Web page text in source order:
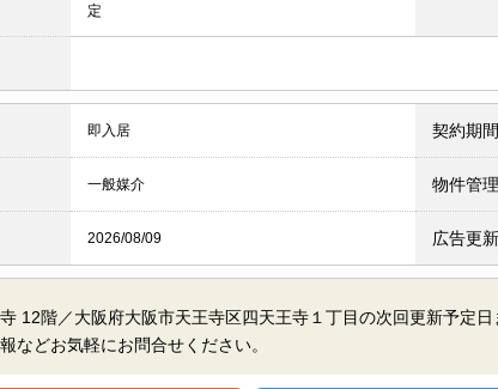
定
即入居 契約期間
一般媒介 物件管
2026/08/09 広告更
12階／大阪府大阪市天王寺区四天王寺１丁目の次回更新予定日
などお気軽にお問合せください。